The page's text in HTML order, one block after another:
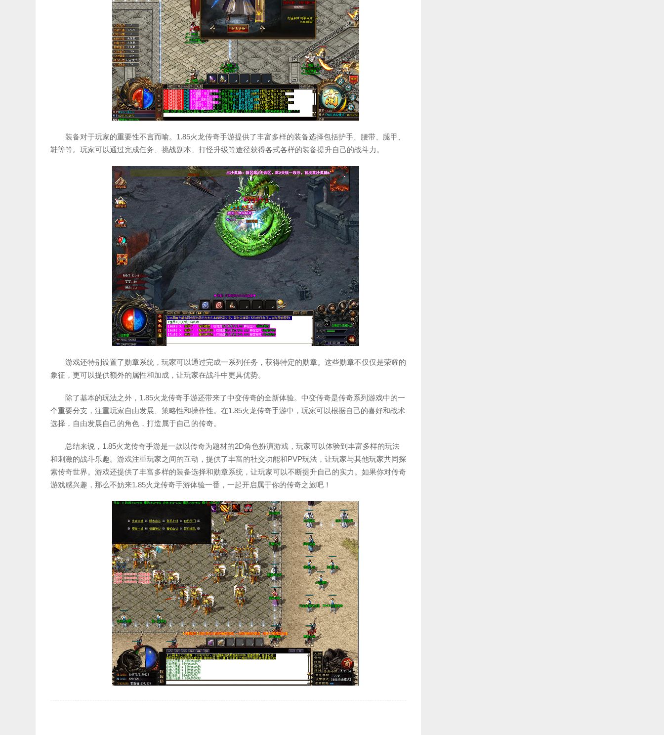
装备对于玩家的重要性不言而喻。1.85火龙传奇手游提供了丰富多样的装备选择包括护手、腰带、腿甲、
鞋等等。玩家可以通过完成任务、挑战副本、打怪升级等途径获得各式各样的装备提升自己的战斗力。
游戏还特别设置了勋章系统，玩家可以通过完成一系列任务，获得特定的勋章。这些勋章不仅仅是荣耀的
象征，更可以提供额外的属性和加成，让玩家在战斗中更具优势。
除了基本的玩法之外，1.85火龙传奇手游还带来了中变传奇的全新体验。中变传奇是传奇系列游戏中的一
个重要分支，注重玩家自由发展、策略性和操作性。在1.85火龙传奇手游中，玩家可以根据自己的喜好和战术
选择，自由发展自己的角色，打造属于自己的传奇。
总结来说，1.85火龙传奇手游是一款以传奇为题材的2D角色扮演游戏，玩家可以体验到丰富多样的玩法
和刺激的战斗乐趣。游戏注重玩家之间的互动，提供了丰富的社交功能和PVP玩法，让玩家与其他玩家共同探
索传奇世界。游戏还提供了丰富多样的装备选择和勋章系统，让玩家可以不断提升自己的实力。如果你对传奇
游戏感兴趣，那么不妨来1.85火龙传奇手游体验一番，一起开启属于你的传奇之旅吧！